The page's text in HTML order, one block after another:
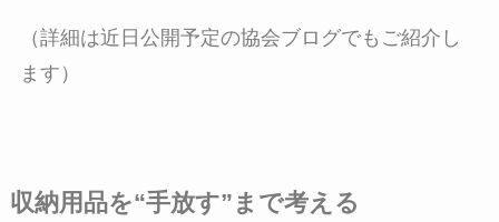
（詳細は近日公開予定の協会ブログでもご紹介し
ます）
収納用品を“手放す”まで考える